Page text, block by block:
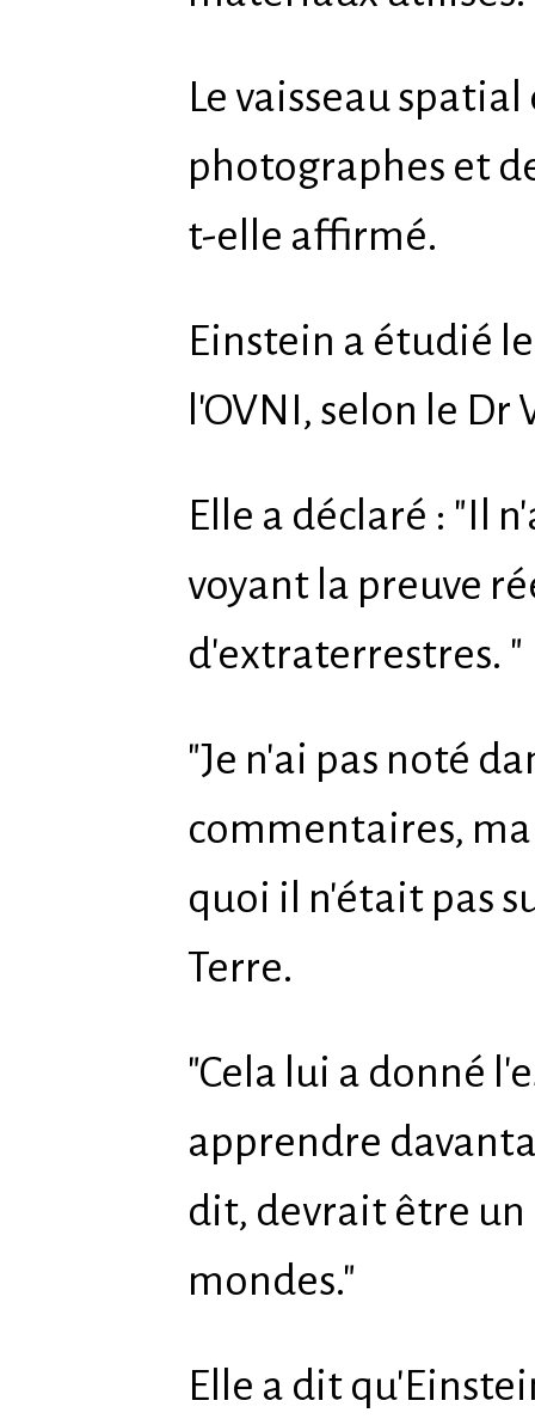
Le vaisseau
photographes et
t-elle affirmé.
Einstein a étudié
l'OVNI, selon le Dr
Elle a déclaré : "Il
voyant la preuve
d'extraterrestres. "
"Je n'ai pas noté
commentaires,
quoi il n'était pas
Terre.
"Cela lui a donné
apprendre
dit, devrait être un
mondes."
Elle a dit